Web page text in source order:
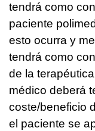
tendrá como
paciente
esto ocurra y
tendrá como
de la
médico deberá
coste/beneficio
el paciente se